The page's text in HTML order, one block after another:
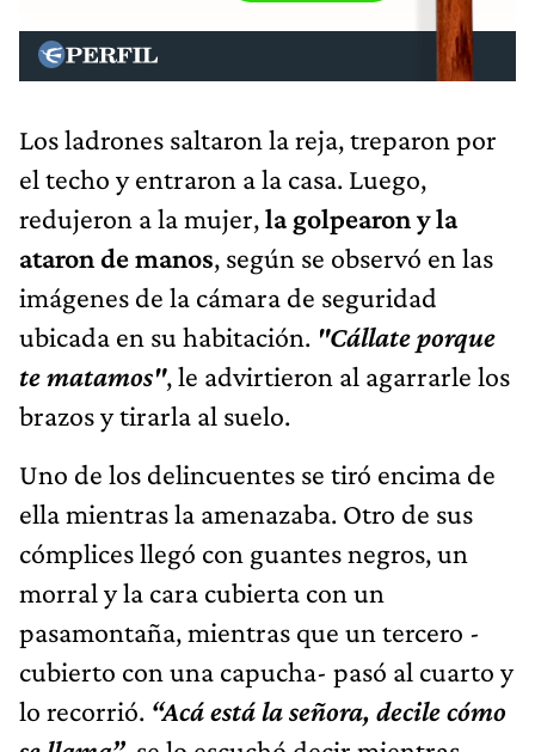
Los ladrones saltaron la reja, treparon por
el techo y entraron a la casa. Luego,
redujeron a la mujer,la golpearon y la
ataron de manos, según se observó en las
imágenes de la cámara de seguridad
ubicada en su habitación. "Cállate porque
te matamos", le advirtieron al agarrarle los
brazos y tirarla al suelo.
Uno de los delincuentes se tiró encima de
ella mientras la amenazaba. Otro de sus
cómplices llegó con guantes negros, un
morral y la cara cubierta con un
pasamontaña, mientras que un tercero -
cubierto con una capucha- pasó al cuarto y
lo recorrió. “Acá está la señora, decile cómo